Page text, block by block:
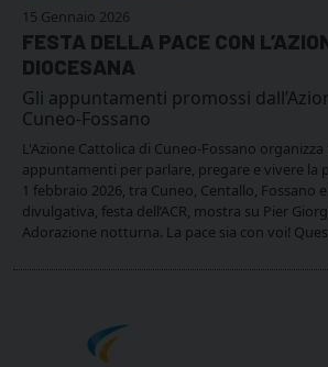
15 Gennaio 2026
FESTA DELLA PACE CON
DIOCESANA
Gli appuntamenti promossi
Cuneo-Fossano
L'Azione Cattolica di Cuneo-Fossano
appuntamenti per parlare, pregare e vivere la
1 febbraio 2026, tra Cuneo, Centallo, Fossano
divulgativa, festa dell’ACR, mostra su Pier
Adorazione notturna. La pace sia con voi!